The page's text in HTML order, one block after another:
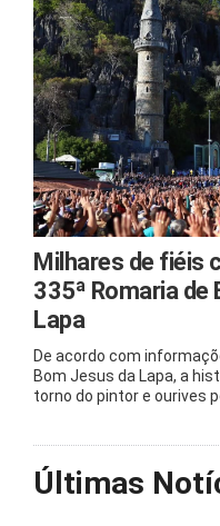
Milhares de fiéis
335ª Romaria de
Lapa
De acordo com
Bom Jesus da Lapa, a
torno do pintor e ourives
Últimas